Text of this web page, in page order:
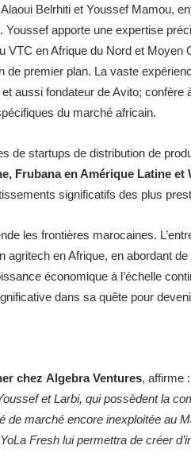
Belrhiti et Youssef Mamou,
Youssef apporte une expertise
VTC en Afrique du Nord et Moyen
de premier plan. La vaste
aussi fondateur de Avito; confère
du marché africain.
de startups de distribution de
Frubana en Amérique Latine et
significatifs des plus
les frontières marocaines.
agritech en Afrique, en abordant
économique à l’échelle
dans sa quête pour
chez Algebra Ventures, affirme
et Larbi, qui possèdent la
de marché encore inexploitée au
Fresh lui permettra de créer